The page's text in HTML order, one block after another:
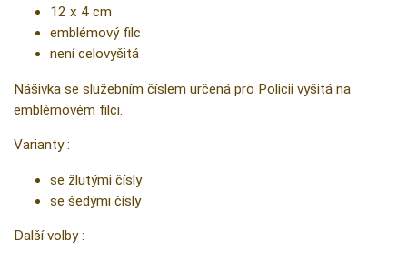
12 x 4 cm
emblémový filc
není celovyšitá
Nášivka se služebním číslem určená pro Policii vyšitá na
emblémovém filci.
Varianty :
se žlutými čísly
se šedými čísly
Další volby :